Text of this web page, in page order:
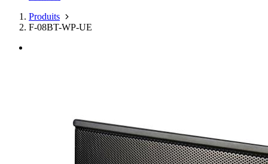
Produits
F-08BT-WP-UE